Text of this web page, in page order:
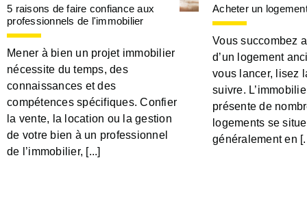
5 raisons de faire confiance aux
professionnels de l'immobilier
Mener à bien un projet immobilier
nécessite du temps, des
connaissances et des
compétences spécifiques. Confier
la vente, la location ou la gestion
de votre bien à un professionnel
de l’immobilier, [...]
Acheter un
Vous succombez
d’un logement
vous lancer, lisez
suivre.
présente de
logements se
généralement en